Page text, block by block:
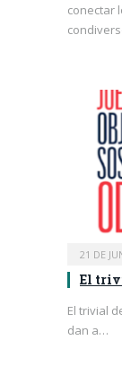
conectar
21 DE
El
El trivial
dan a…